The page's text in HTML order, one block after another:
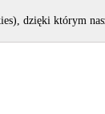
dzięki którym